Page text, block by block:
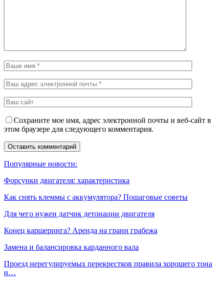
Сохраните мое имя, адрес электронной почты и веб-сайт в
этом браузере для следующего комментария.
Популярные новости:
Форсунки двигателя: характеристика
Как снять клеммы с аккумулятора? Пошаговые советы
Для чего нужен датчик детонации двигателя
Конец каршеринга? Аренда на грани грабежа
Замена и балансировка карданного вала
Проезд нерегулируемых перекрестков правила хорошего тона
и…